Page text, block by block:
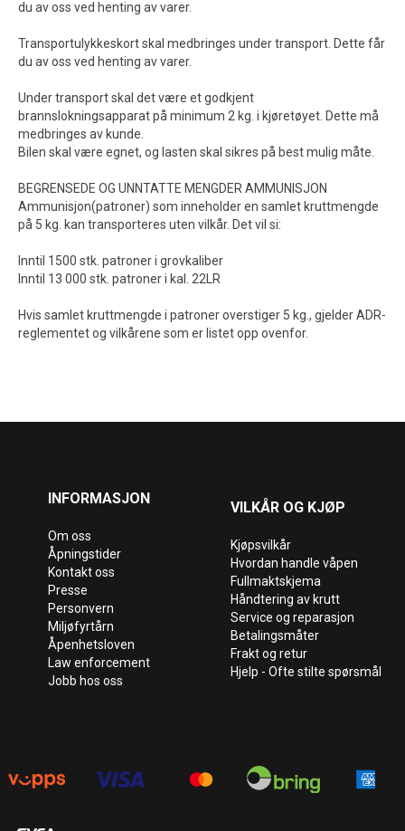
du av oss ved henting av varer.
Transportulykkeskort skal medbringes under transport. Dette får
du av oss ved henting av varer.
Under transport skal det være et godkjent
brannslokningsapparat på minimum 2 kg. i kjøretøyet. Dette må
medbringes av kunde.
Bilen skal være egnet, og lasten skal sikres på best mulig måte.
BEGRENSEDE OG UNNTATTE MENGDER AMMUNISJON
Ammunisjon(patroner) som inneholder en samlet kruttmengde
på 5 kg. kan transporteres uten vilkår. Det vil si:
Inntil 1500 stk. patroner i grovkaliber
Inntil 13 000 stk. patroner i kal. 22LR
Hvis samlet kruttmengde i patroner overstiger 5 kg., gjelder ADR-
reglementet og vilkårene som er listet opp ovenfor.
INFORMASJON
Om oss
Åpningstider
Kontakt oss
Presse
Personvern
Miljøfyrtårn
Åpenhetsloven
Law enforcement
Jobb hos oss
VILKÅR OG KJØP
Kjøpsvilkår
Hvordan handle våpen
Fullmaktskjema
Håndtering av krutt
Service og reparasjon
Betalingsmåter
Frakt og retur
Hjelp - Ofte stilte spørsmål